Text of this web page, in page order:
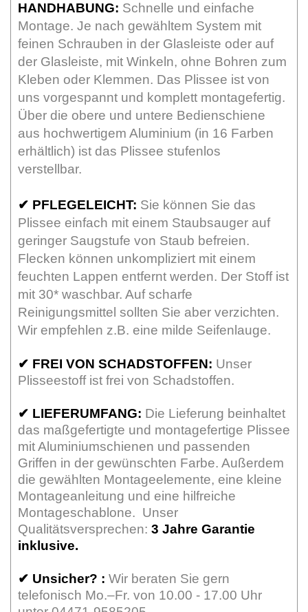
HANDHABUNG: Schnelle und einfache
Montage. Je nach gewähltem System mit
feinen Schrauben in der Glasleiste oder auf
der Glasleiste, mit Winkeln, ohne Bohren zum
Kleben oder Klemmen. Das Plissee ist von
uns vorgespannt und komplett montagefertig.
Über die obere und untere Bedienschiene
aus hochwertigem Aluminium (in 16 Farben
erhältlich) ist das Plissee stufenlos
verstellbar.
✔ PFLEGELEICHT: Sie können Sie das
Plissee einfach mit einem Staubsauger auf
geringer Saugstufe von Staub befreien.
Flecken können unkompliziert mit einem
feuchten Lappen entfernt werden. Der Stoff ist
mit 30* waschbar. Auf scharfe
Reinigungsmittel sollten Sie aber verzichten.
Wir empfehlen z.B. eine milde Seifenlauge.
✔ FREI VON SCHADSTOFFEN: Unser
Plisseestoff ist frei von Schadstoffen.
✔ LIEFERUMFANG: Die Lieferung beinhaltet
das maßgefertigte und montagefertige Plissee
mit Aluminiumschienen und passenden
Griffen in der gewünschten Farbe. Außerdem
die gewählten Montageelemente, eine kleine
Montageanleitung und eine hilfreiche
Montageschablone. Unser
Qualitätsversprechen: 3 Jahre Garantie
inklusive.
✔ Unsicher? : Wir beraten Sie gern
telefonisch Mo.–Fr. von 10.00 - 17.00 Uhr